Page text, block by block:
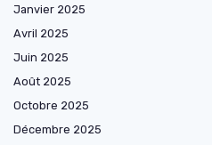
Janvier 2025
Avril 2025
Juin 2025
Août 2025
Octobre 2025
Décembre 2025